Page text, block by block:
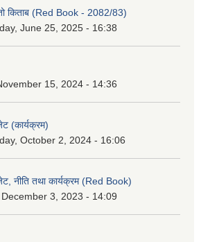
किताब (Red Book - 2082/83)
June 25, 2025 - 16:38
15, 2024 - 14:36
(कार्यक्रम)
October 2, 2024 - 16:06
नीति तथा कार्यक्रम (Red Book)
December 3, 2023 - 14:09